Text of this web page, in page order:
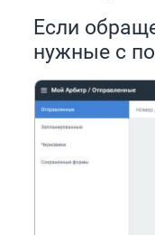
Если
нужные с